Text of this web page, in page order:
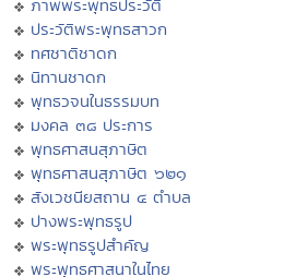
ภาพพระพุทธประวัติ
ประวัติพระพุทธสาวก
ทศชาติชาดก
นิทานชาดก
พุทธวจนในธรรมบท
มงคล ๓๘ ประการ
พุทธศาสนสุภาษิต
พุทธศาสนสุภาษิต ๖๒๑
สังเวชนียสถาน ๔ ตำบล
ปางพระพุทธรูป
พระพุทธรูปสำคัญ
พระพุทธศาสนาในไทย